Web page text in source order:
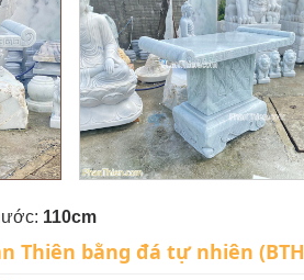
110cm
Thiên bằng đá tự nhiên